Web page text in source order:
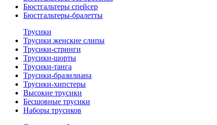
Бюстгальтеры спейсер
Бюстгальтеры-бралетты
Трусики
Трусики женские слипы
Трусики-стринги
Трусики-шорты
Трусики-танга
Трусики-бразилиана
Трусики-хипстеры
Высокие трусики
Бесшовные трусики
Наборы трусиков